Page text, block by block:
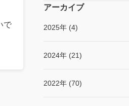
で
アーカイブ
2025年 (4)
2024年 (21)
2022年 (70)